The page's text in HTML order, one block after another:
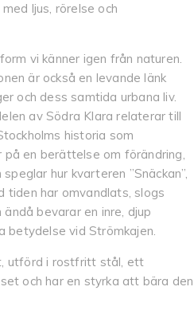
ljus, rörelse och
vi känner igen från naturen.
är också en levande länk
och dess samtida urbana liv.
av Södra Klara relaterar till
historia som
på en berättelse om förändring,
hur kvarteren ”Snäckan”,
tiden har omvandlats, slogs
bevarar en inre, djup
betydelse vid Strömkajen.
utförd i rostfritt stål, ett
och har en styrka att bära den